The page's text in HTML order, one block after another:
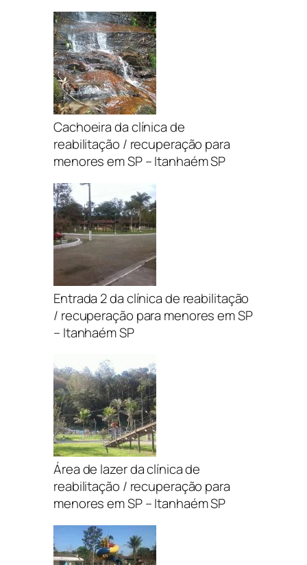
Cachoeira da clínica de
reabilitação / recuperação para
menores em SP – Itanhaém SP
Entrada 2 da clínica de reabilitação
/ recuperação para menores em SP
– Itanhaém SP
Área de lazer da clínica de
reabilitação / recuperação para
menores em SP – Itanhaém SP